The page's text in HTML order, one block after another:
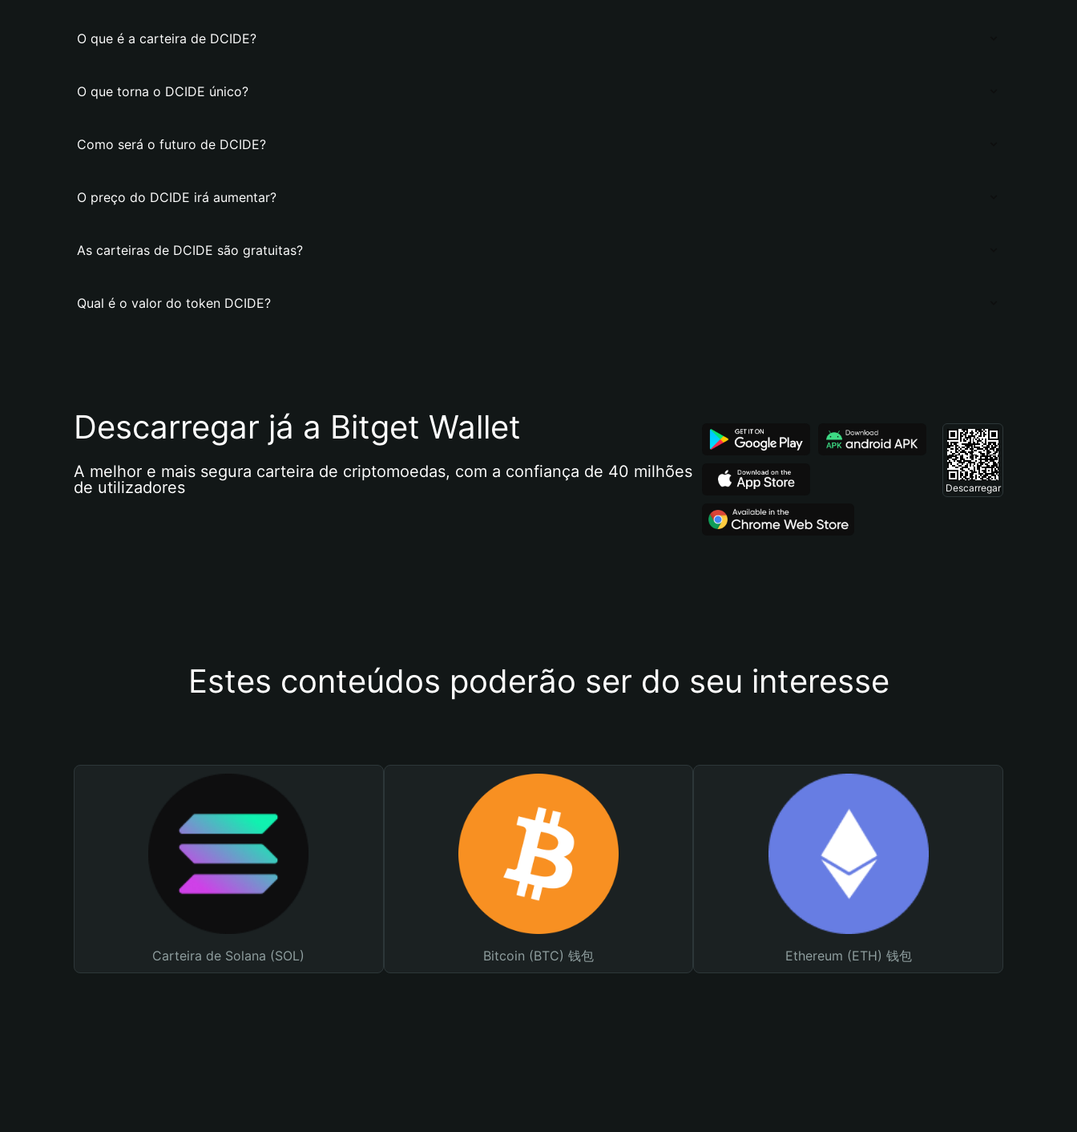
O que é a carteira de DCIDE?
O que torna o DCIDE único?
Como será o futuro de DCIDE?
O preço do DCIDE irá aumentar?
As carteiras de DCIDE são gratuitas?
Qual é o valor do token DCIDE?
Descarregar já a Bitget Wallet
A melhor e mais segura carteira de criptomoedas, com a confiança de 40 milhões
de utilizadores
Descarregar
Estes conteúdos poderão ser do seu interesse
Carteira de Solana (SOL) Bitcoin (BTC) 钱包 Ethereum (ETH) 钱包